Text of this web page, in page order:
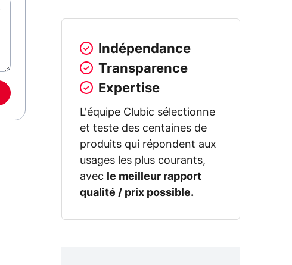
Indépendance
Transparence
Expertise
L'équipe Clubic sélectionne
et teste des centaines de
produits qui répondent aux
usages les plus courants,
avec
le meilleur rapport
qualité / prix possible.